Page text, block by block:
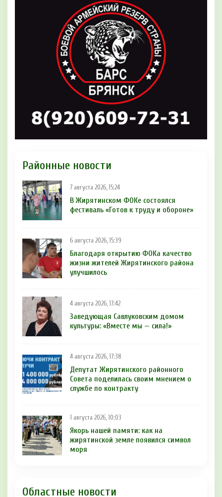
Районные новости
7 августа 2026, 15:24
В Жирятинском ФОКе состоялся
фестиваль «Готов к труду и обороне»
6 августа 2026, 15:39
Благодаря открытию ФОКа качество
жизни жителей Жирятинского района
улучшилось
4 августа 2026, 17:42
Заведующая Савлуковским домом
культуры: «Вместе мы — сила!»
4 августа 2026, 17:38
Депутат Жирятинского районного
Совета поделилась своим мнением о
службе по контракту
1 августа 2026, 10:03
Якорь нашей памяти: как на
жирятинской земле появился символ
моря
Областные новости